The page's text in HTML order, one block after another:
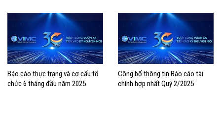
Báo cáo thực trạng và cơ cấu tổ
chức 6 tháng đầu năm 2025
Công bố thông tin Báo cáo tài
chính hợp nhất Quý 2/2025